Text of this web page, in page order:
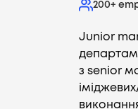
200+
Junior
з senior